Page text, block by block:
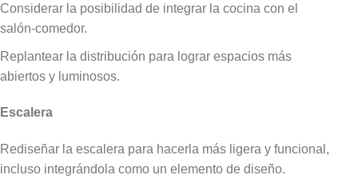
Considerar la posibilidad de integrar la cocina con el
salón-comedor.
Replantear la distribución para lograr espacios más
abiertos y luminosos.
Escalera
Rediseñar la escalera para hacerla más ligera y funcional,
incluso integrándola como un elemento de diseño.